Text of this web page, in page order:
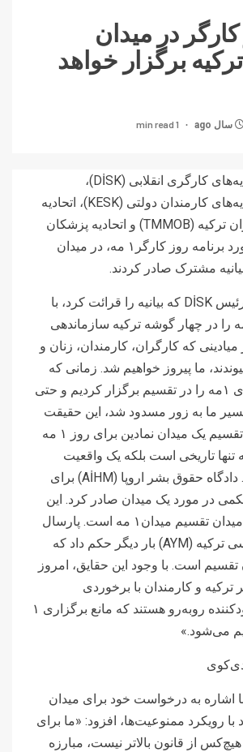
در میدان
برگزار خواهد
1 min read
کنفدراسیون اتحادیه‌های کارگری انقلابی (DİSK)،
کنفدراسیون اتحادیه‌های کارمندان دولتی (KESK)، اتحادیه
مهندسان و معماران ترکیه (TMMOB) و اتحادیه پزشکان
ترکیه (TTB) در مورد برنامه روز کارگر۱ مه، در میدان
مشترک صادر کردند.
آرزو چرکِزاوغلو، رئیس DİSK که بیانیه را قرائت کرد، با
اینکه روز ۱ مه را در چهار گوشه ترکیه سازماندهی
که کارگران، کارمندان، زنان و
ما پیروز خواهیم شد. زمانی که
بزرگترین جشن‌های ۱مه را در تقسیم برگزار کردیم و حتی
ما به زور مسدود شد، این حقیقت
تغییر نکرد. میدان تقسیم یک میدان نمادین برای روز ۱ مه
تنها تاریخی است بلکه یک واقعیت
حقوقی هم هست. دادگاه حقوق بشر اروپا (AİHM) برای
حکمی در مورد یک میدان صادر کرد. این
حکم بیان کرد که میدان تقسیم میدان۱ مه است. پارسال
دادگاه قانون اساسی ترکیه (AYM) بار دیگر حکم داد که
میدان تقسیم است. با وجود این حقایق، امروز
ترکیه و کارمندان با برخوردی
غیرقانونی و محدودکننده روبه‌رو هستند که مانع برگزاری ۱
می‌شود.»
اشاره به درخواست خود برای میدان
با رویکرد ممنوعیت‌ها، افزود: «ما برای
از قانون بالاتر نیست، مبارزه